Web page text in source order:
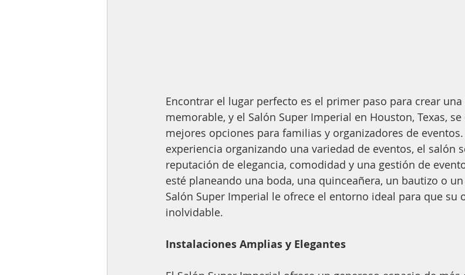
Encontrar el lugar perfecto es el primer paso para crear
memorable, y el Salón Super Imperial en Houston, Texas,
mejores opciones para familias y organizadores de
experiencia organizando una variedad de eventos, el salón
reputación de elegancia, comodidad y una gestión de
esté planeando una boda, una quinceañera, un bautizo o
Salón Super Imperial le ofrece el entorno ideal para que su
inolvidable.
Instalaciones Amplias y Elegantes